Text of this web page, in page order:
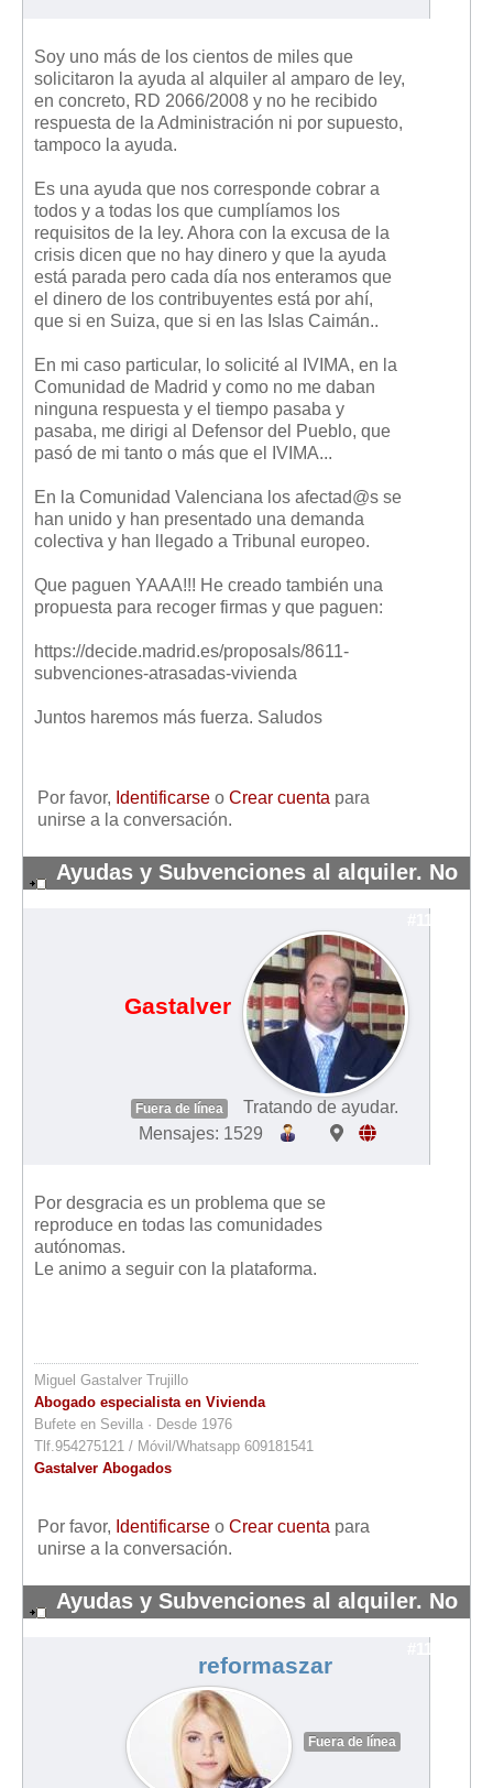
Legislación sobre Arrendamientos Urbanos
Legislación sobre la Comunidad de Propietarios
Legislación sobre Adquisición de Vivienda en Propiedad
Diccionario
Usuario
Entrar / Salir
Mis boletines
Soy uno más de los cientos de miles que
solicitaron la ayuda al alquiler al amparo de ley,
en concreto, RD 2066/2008 y no he recibido
respuesta de la Administración ni por supuesto,
tampoco la ayuda.
Es una ayuda que nos corresponde cobrar a
todos y a todas los que cumplíamos los
requisitos de la ley. Ahora con la excusa de la
crisis dicen que no hay dinero y que la ayuda
está parada pero cada día nos enteramos que
el dinero de los contribuyentes está por ahí,
que si en Suiza, que si en las Islas Caimán..
En mi caso particular, lo solicité al IVIMA, en la
Comunidad de Madrid y como no me daban
ninguna respuesta y el tiempo pasaba y
pasaba, me dirigi al Defensor del Pueblo, que
pasó de mi tanto o más que el IVIMA...
En la Comunidad Valenciana los afectad@s se
han unido y han presentado una demanda
colectiva y han llegado a Tribunal europeo.
Que paguen YAAA!!! He creado también una
propuesta para recoger firmas y que paguen:
https://decide.madrid.es/proposals/8611-
subvenciones-atrasadas-vivienda
Juntos haremos más fuerza. Saludos
Por favor, Identificarse o Crear cuenta para
unirse a la conversación.
Ayudas y Subvenciones al alquiler. No
me pagan..
Gastalver
Fuera de línea
Tratando de ayudar.
Mensajes: 1529
Por desgracia es un problema que se
reproduce en todas las comunidades
autónomas.
Le animo a seguir con la plataforma.
Miguel Gastalver Trujillo
Abogado especialista en Vivienda
Bufete en Sevilla · Desde 1976
Tlf.954275121 / Móvil/Whatsapp 609181541
Gastalver Abogados
Por favor, Identificarse o Crear cuenta para
unirse a la conversación.
Ayudas y Subvenciones al alquiler. No
me pagan..
reformaszar
Fuera de línea